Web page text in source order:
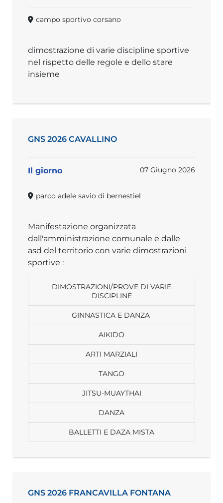
campo sportivo corsano
dimostrazione di varie discipline sportive
nel rispetto delle regole e dello stare
insieme
GNS 2026 CAVALLINO
Il giorno 07 Giugno 2026
parco adele savio di bernestiel
Manifestazione organizzata
dall'amministrazione comunale e dalle
asd del territorio con varie dimostrazioni
sportive :
DIMOSTRAZIONI/PROVE DI VARIE
DISCIPLINE
GINNASTICA E DANZA
AIKIDO
ARTI MARZIALI
TANGO
JITSU-MUAYTHAI
DANZA
BALLETTI E DAZA MISTA
GNS 2026 FRANCAVILLA FONTANA